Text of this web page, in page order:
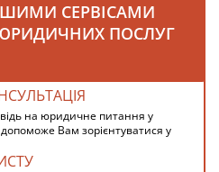
СЕРВІСАМИ
ПОСЛУГ
на юридичне питання у
Вам зорієнтуватися у